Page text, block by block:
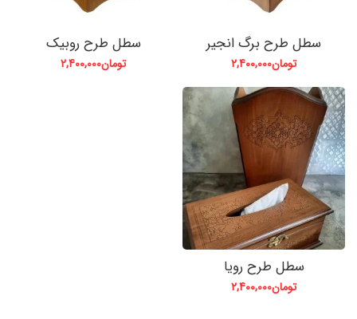
سطل طرح برگ انجیر
تومان2,400,000
سطل طرح روبیک
تومان2,400,000
سطل طرح رویا
تومان2,400,000